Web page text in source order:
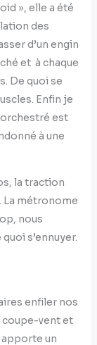
», elle a été
des
d’un engin
et à chaque
De quoi se
Enfin je
est
à une
la traction
La métronome
nous
s’ennuyer.
enfiler nos
coupe-vent et
un